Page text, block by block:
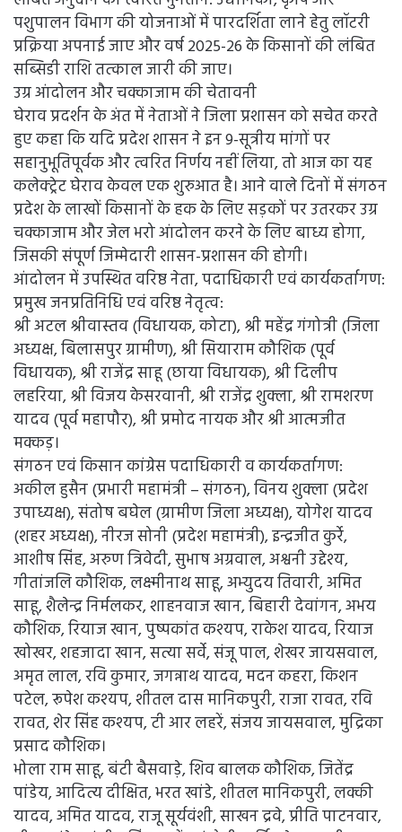
पशुपालन विभाग की योजनाओं में पारदर्शिता लाने हेतु लॉटरी
प्रक्रिया अपनाई जाए और वर्ष 2025-26 के किसानों की लंबित
सब्सिडी राशि तत्काल जारी की जाए।
उग्र आंदोलन और चक्काजाम की चेतावनी
घेराव प्रदर्शन के अंत में नेताओं ने जिला प्रशासन को सचेत करते
हुए कहा कि यदि प्रदेश शासन ने इन 9-सूत्रीय मांगों पर
सहानुभूतिपूर्वक और त्वरित निर्णय नहीं लिया, तो आज का यह
कलेक्ट्रेट घेराव केवल एक शुरुआत है। आने वाले दिनों में संगठन
प्रदेश के लाखों किसानों के हक के लिए सड़कों पर उतरकर उग्र
चक्काजाम और जेल भरो आंदोलन करने के लिए बाध्य होगा,
जिसकी संपूर्ण जिम्मेदारी शासन-प्रशासन की होगी।
आंदोलन में उपस्थित वरिष्ठ नेता, पदाधिकारी एवं कार्यकर्तागण:
प्रमुख जनप्रतिनिधि एवं वरिष्ठ नेतृत्व:
श्री अटल श्रीवास्तव (विधायक, कोटा), श्री महेंद्र गंगोत्री (जिला
अध्यक्ष, बिलासपुर ग्रामीण), श्री सियाराम कौशिक (पूर्व
विधायक), श्री राजेंद्र साहू (छाया विधायक), श्री दिलीप
लहरिया, श्री विजय केसरवानी, श्री राजेंद्र शुक्ला, श्री रामशरण
यादव (पूर्व महापौर), श्री प्रमोद नायक और श्री आत्मजीत
मक्कड़।
संगठन एवं किसान कांग्रेस पदाधिकारी व कार्यकर्तागण:
अकील हुसैन (प्रभारी महामंत्री – संगठन), विनय शुक्ला (प्रदेश
उपाध्यक्ष), संतोष बघेल (ग्रामीण जिला अध्यक्ष), योगेश यादव
(शहर अध्यक्ष), नीरज सोनी (प्रदेश महामंत्री), इन्द्रजीत कुर्रे,
आशीष सिंह, अरुण त्रिवेदी, सुभाष अग्रवाल, अश्वनी उद्देश्य,
गीतांजलि कौशिक, लक्ष्मीनाथ साहू, अभ्युदय तिवारी, अमित
साहू, शैलेन्द्र निर्मलकर, शाहनवाज खान, बिहारी देवांगन, अभय
कौशिक, रियाज खान, पुष्पकांत कश्यप, राकेश यादव, रियाज
खोखर, शहजादा खान, सत्या सर्वे, संजू पाल, शेखर जायसवाल,
अमृत लाल, रवि कुमार, जगन्नाथ यादव, मदन कहरा, किशन
पटेल, रूपेश कश्यप, शीतल दास मानिकपुरी, राजा रावत, रवि
रावत, शेर सिंह कश्यप, टी आर लहरें, संजय जायसवाल, मुद्रिका
प्रसाद कौशिक।
भोला राम साहू, बंटी बैसवाड़े, शिव बालक कौशिक, जितेंद्र
पांडेय, आदित्य दीक्षित, भरत खांडे, शीतल मानिकपुरी, लक्की
यादव, अमित यादव, राजू सूर्यवंशी, साखन द्रवे, प्रीति पाटनवार,